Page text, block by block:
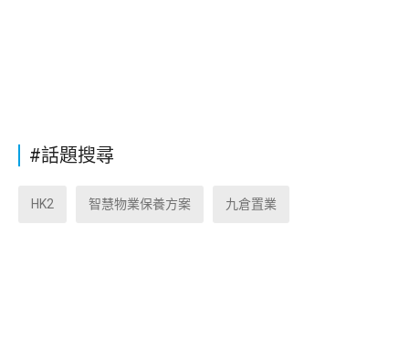
#話題搜尋
HK2 智慧物業保養方案 九倉置業